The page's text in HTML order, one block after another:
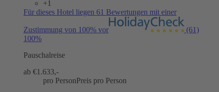
+1
Für dieses Hotel liegen 61 Bewertungen mit einer
Zustimmung von 100% vor
(61)
100%
Pauschalreise
ab €1.633,-
pro PersonPreis pro Person